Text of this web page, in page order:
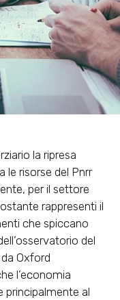
la ripresa
le risorse del Pnrr
per il settore
rappresenti il
che spiccano
del
Oxford
l’economia
principalmente al